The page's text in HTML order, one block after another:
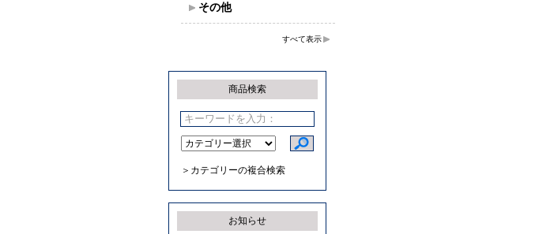
その他
すべて表示
商品検索
＞カテゴリーの複合検索
お知らせ